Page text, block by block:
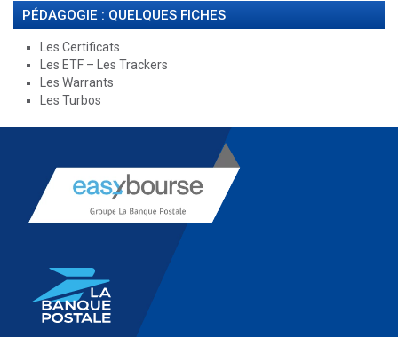
PÉDAGOGIE : QUELQUES FICHES
Les Certificats
Les ETF – Les Trackers
Les Warrants
Les Turbos